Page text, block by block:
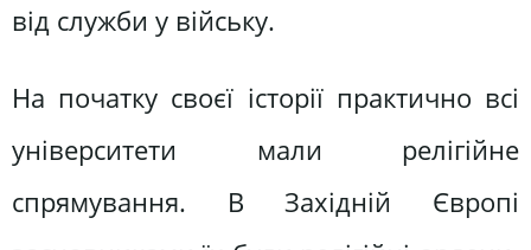
від служби у війську.
На початку своєї історії практично всі
університети мали релігійне
спрямування. В Західній Європі